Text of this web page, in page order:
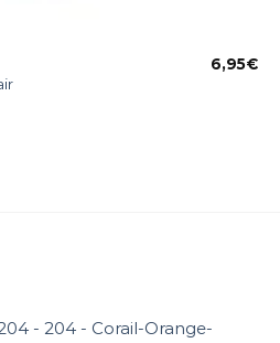
6,95€
- 204 - Corail-Orange-